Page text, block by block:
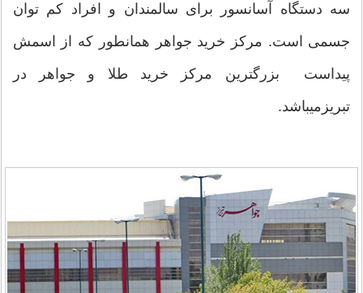
سه دستگاه آسانسور برای سالمندان و افراد کم توان
جسمی است. مرکز خرید جواهر همانطور که از اسمش
پیداست بزرگترین مرکز خرید طلا و جواهر در
تبریزمیباشد.